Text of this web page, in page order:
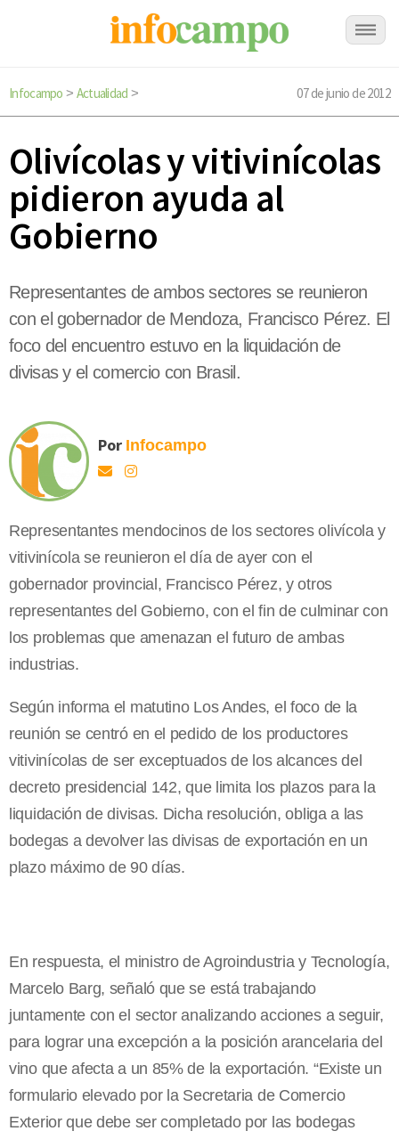
Infocampo > Actualidad > 07 de junio de 2012
Olivícolas y vitivinícolas
pidieron ayuda al
Gobierno
Representantes de ambos sectores se reunieron
con el gobernador de Mendoza, Francisco Pérez. El
foco del encuentro estuvo en la liquidación de
divisas y el comercio con Brasil.
Por Infocampo
Representantes mendocinos de los sectores olivícola y
vitivinícola se reunieron el día de ayer con el
gobernador provincial, Francisco Pérez, y otros
representantes del Gobierno, con el fin de culminar con
los problemas que amenazan el futuro de ambas
industrias.
Según informa el matutino Los Andes, el foco de la
reunión se centró en el pedido de los productores
vitivinícolas de ser exceptuados de los alcances del
decreto presidencial 142, que limita los plazos para la
liquidación de divisas. Dicha resolución, obliga a las
bodegas a devolver las divisas de exportación en un
plazo máximo de 90 días.
En respuesta, el ministro de Agroindustria y Tecnología,
Marcelo Barg, señaló que se está trabajando
juntamente con el sector analizando acciones a seguir,
para lograr una excepción a la posición arancelaria del
vino que afecta a un 85% de la exportación. “Existe un
formulario elevado por la Secretaria de Comercio
Exterior que debe ser completado por las bodegas